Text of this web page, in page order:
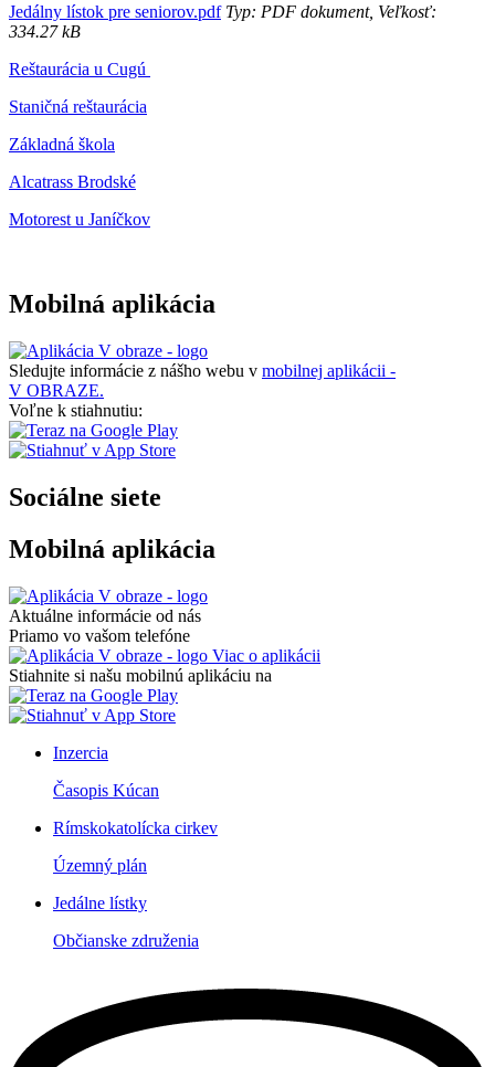
Jedálny lístok pre seniorov.pdfTyp: PDF dokument, Veľkosť:
334.27 kB
Reštaurácia u Cugú
Staničná reštaurácia
Základná škola
Alcatrass Brodské
Motorest u Janíčkov
Mobilná aplikácia
Sledujte informácie z nášho webu v mobilnej aplikácii -
V OBRAZE.
Voľne k stiahnutiu:
Sociálne siete
Mobilná aplikácia
Aktuálne informácie od nás
Priamo vo vašom telefóne
Viac o aplikácii
Stiahnite si našu mobilnú aplikáciu na
Inzercia
Časopis Kúcan
Rímskokatolícka cirkev
Územný plán
Jedálne lístky
Občianske združenia